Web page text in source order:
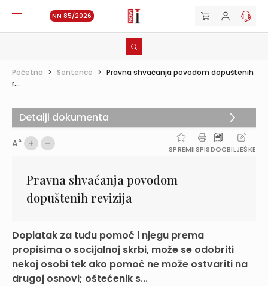
NN 85/2026
Početna > Sentence > Pravna shvaćanja povodom dopuštenih
r...
AA
SPREMIISPISDOCBILJEŠKE
Pravna shvaćanja povodom
dopuštenih revizija
Doplatak za tuđu pomoć i njegu prema
propisima o socijalnoj skrbi, može se odobriti
nekoj osobi tek ako pomoć ne može ostvariti na
drugoj osnovi; oštećenik s...
Detalji dokumenta